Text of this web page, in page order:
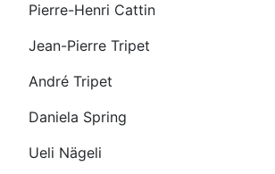
Pierre-Henri Cattin
Jean-Pierre Tripet
André Tripet
Daniela Spring
Ueli Nägeli